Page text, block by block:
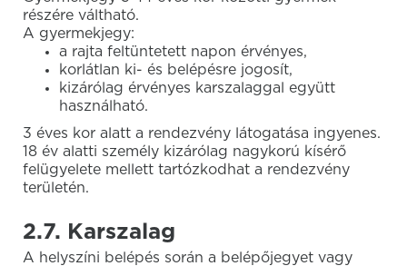
részére váltható.
A gyermekjegy:
a rajta feltüntetett napon érvényes,
korlátlan ki- és belépésre jogosít,
kizárólag érvényes karszalaggal együtt
használható.
3 éves kor alatt a rendezvény látogatása ingyenes.
18 év alatti személy kizárólag nagykorú kísérő
felügyelete mellett tartózkodhat a rendezvény
területén.
2.7. Karszalag
A helyszíni belépés során a belépőjegyet vagy